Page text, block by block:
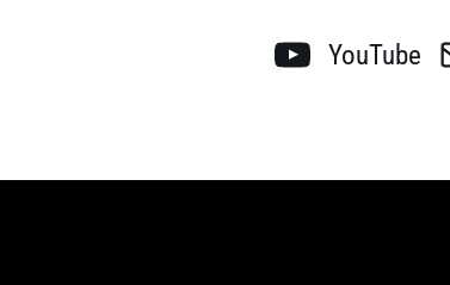
YouTube